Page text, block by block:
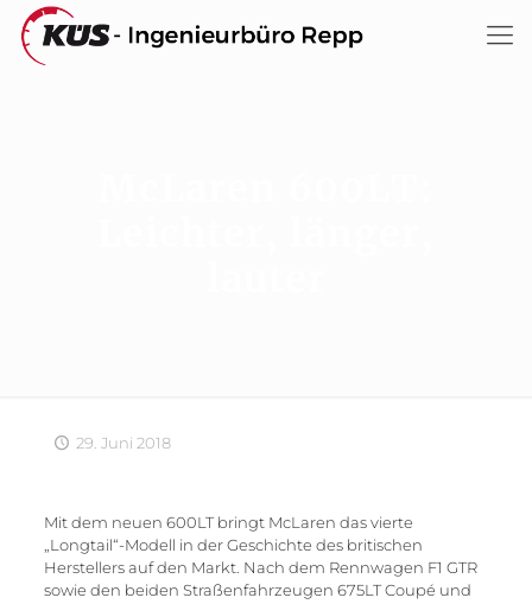
29. Juni 2018
Mit dem neuen 600LT bringt McLaren das vierte
„Longtail“-Modell in der Geschichte des britischen
Herstellers auf den Markt. Nach dem Rennwagen F1 GTR
sowie den beiden Straßenfahrzeugen 675LT Coupé und